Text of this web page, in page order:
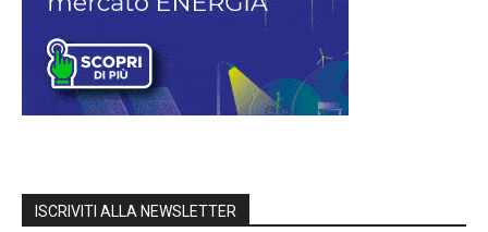
ISCRIVITI ALLA NEWSLETTER